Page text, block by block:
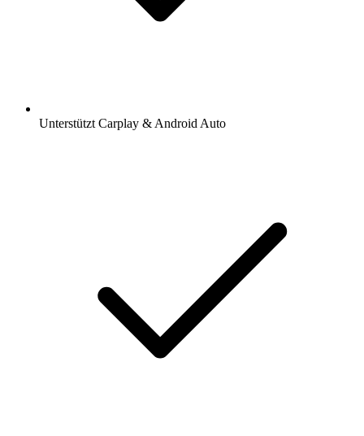
Unterstützt Carplay & Android Auto